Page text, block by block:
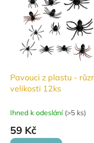
Pavouci z plastu -
velikosti 12ks
Ihned k odeslání (>5 ks)
59 Kč